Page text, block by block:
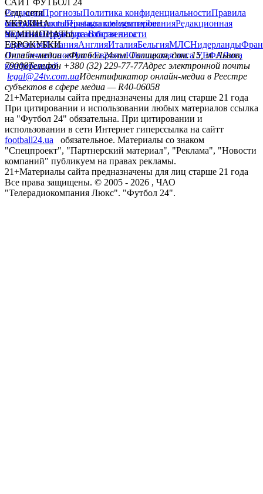
САЙТ ФУТБОЛ 24
РедакцияПрогнозыПолитика конфиденциальностиПравила
сайтуКонтактыПравила комментированияРедакционная
политикаСтруктура собственности
Соц. сети
facebookxyoutubeinstagramtelegramviber
УКРАИНА
УкраинаПервая лигаВторая лига
ЧЕМПИОНАТЫ
ГерманияИспанияАнглияИталияБельгияМЛСНидерланды
ЕВРОКУБКИ
Лига чемпионовЛига ЕвропыЮношеская лига УЕФАЛига
конференций
Онлайн-медиа «Футбол 24»пл. Галицкая, дом. 15, м. Львов,
79008Телефон +380 (32) 229-77-77Адрес электронной почты
legal@24tv.com.uaИдентификатор онлайн-медиа в Реестре
субъектов в сфере медиа — R40-06058
21+Материалы сайта предназначены для лиц старше 21 года
При цитировании и использовании любых материалов ссылка
на "Футбол 24" обязательна. При цитировании и
использовании в сети Интернет гиперссылка на сайтт
football24.ua
обязательное. Материалы со знаком
"Спецпроект", "Партнерский материал", "Реклама", "Новости
компаний" публикуем на правах рекламы.
21+Материалы сайта предназначены для лиц старше 21 года
Все права защищены. © 2005 - 2026 , ЧАО
"Телерадиокомпания Люкс". "Футбол 24".